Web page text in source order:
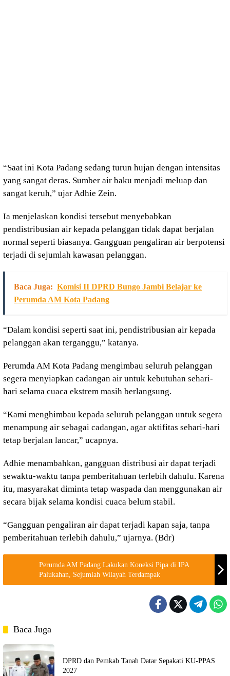
“Saat ini Kota Padang sedang turun hujan dengan intensitas
yang sangat deras. Sumber air baku menjadi meluap dan
sangat keruh,” ujar Adhie Zein.
Ia menjelaskan kondisi tersebut menyebabkan
pendistribusian air kepada pelanggan tidak dapat berjalan
normal seperti biasanya. Gangguan pengaliran air berpotensi
terjadi di sejumlah kawasan pelanggan.
Baca Juga: Komisi II DPRD Bungo Jambi Belajar ke
Perumda AM Kota Padang
“Dalam kondisi seperti saat ini, pendistribusian air kepada
pelanggan akan terganggu,” katanya.
Perumda AM Kota Padang mengimbau seluruh pelanggan
segera menyiapkan cadangan air untuk kebutuhan sehari-
hari selama cuaca ekstrem masih berlangsung.
“Kami menghimbau kepada seluruh pelanggan untuk segera
menampung air sebagai cadangan, agar aktifitas sehari-hari
tetap berjalan lancar,” ucapnya.
Adhie menambahkan, gangguan distribusi air dapat terjadi
sewaktu-waktu tanpa pemberitahuan terlebih dahulu. Karena
itu, masyarakat diminta tetap waspada dan menggunakan air
secara bijak selama kondisi cuaca belum stabil.
“Gangguan pengaliran air dapat terjadi kapan saja, tanpa
pemberitahuan terlebih dahulu,” ujarnya. (Bdr)
Perumda AM Padang Lakukan Koneksi Pipa di IPA
Palukahan, Sejumlah Wilayah Terdampak
Baca Juga
DPRD dan Pemkab Tanah Datar Sepakati KU-PPAS
2027